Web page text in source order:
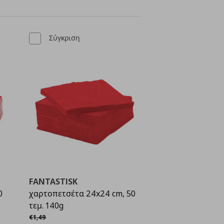
Σύγκριση
FANTASTISK
χαρτοπετσέτα 24x24 cm, 50
τεμ. 140g
€1,49
Αρχική τιμή